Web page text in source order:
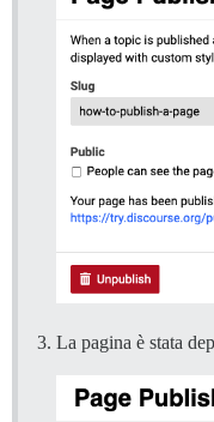
La pagina è stata